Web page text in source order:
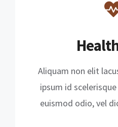
Aliquam non elit
ipsum id
euismod odio, vel